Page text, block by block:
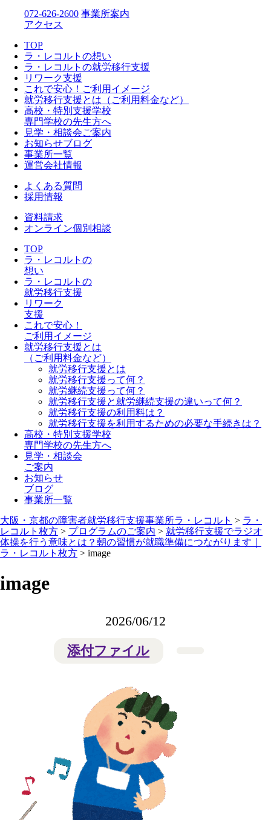
072-626-2600 事業所案内
アクセス
TOP
ラ・レコルトの想い
ラ・レコルトの就労移行支援
リワーク支援
これで安心！ご利用イメージ
就労移行支援とは（ご利用料金など）
高校・特別支援学校
専門学校の先生方へ
見学・相談会ご案内
お知らせブログ
事業所一覧
運営会社情報
よくある質問
採用情報
資料請求
オンライン個別相談
TOP
ラ・レコルトの
想い
ラ・レコルトの
就労移行支援
リワーク
支援
これで安心！
ご利用イメージ
就労移行支援とは
（ご利用料金など）
就労移行支援とは
就労移行支援って何？
就労継続支援って何？
就労移行支援と就労継続支援の違いって何？
就労移行支援の利用料は？
就労移行支援を利用するための必要な手続きは？
高校・特別支援学校
専門学校の先生方へ
見学・相談会
ご案内
お知らせ
ブログ
事業所一覧
大阪・京都の障害者就労移行支援事業所ラ・レコルト > ラ・
レコルト枚方 > プログラムのご案内 > 就労移行支援でラジオ
体操を行う意味とは？朝の習慣が就職準備につながります｜
ラ・レコルト枚方 > image
image
2026/06/12
添付ファイル